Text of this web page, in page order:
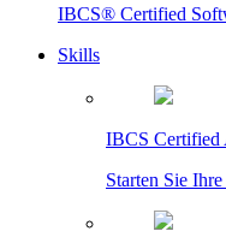
IBCS® Certified
Skills
IBCS Certified
Starten Sie